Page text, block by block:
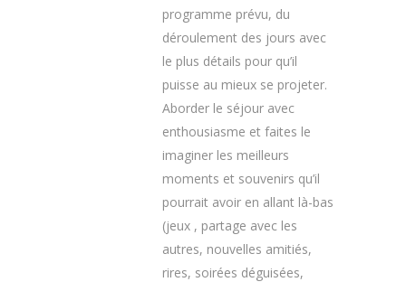
programme prévu, du
déroulement des jours avec
le plus détails pour qu’il
puisse au mieux se projeter.
Aborder le séjour avec
enthousiasme et faites le
imaginer les meilleurs
moments et souvenirs qu’il
pourrait avoir en allant là-bas
(jeux , partage avec les
autres, nouvelles amitiés,
rires, soirées déguisées,